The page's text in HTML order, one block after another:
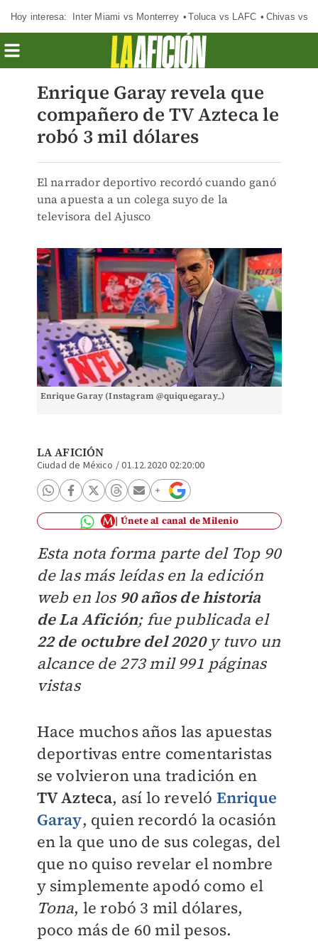
Hoy interesa: Inter Miami vs Monterrey Toluca vs LAFC Chivas vs
Enrique Garay revela que
compañero de TV Azteca le
robó 3 mil dólares
El narrador deportivo recordó cuando ganó
una apuesta a un colega suyo de la
televisora del Ajusco
Enrique Garay (Instagram @quiquegaray_)
LA AFICIÓN
Ciudad de México /01.12.2020 02:20:00
Únete al canal de Milenio
Esta nota forma parte del Top 90
de las más leídas en la edición
web en los 90 años de historia
de La Afición; fue publicada el
22 de octubre del 2020y tuvo un
alcance de 273 mil 991 páginas
vistas
Hace muchos años las apuestas
deportivas entre comentaristas
se volvieron una tradición en
TV Azteca, así lo reveló Enrique
Garay, quien recordó la ocasión
en la que uno de sus colegas, del
que no quiso revelar el nombre
y simplemente apodó como el
Tona, le robó 3 mil dólares,
poco más de 60 mil pesos.